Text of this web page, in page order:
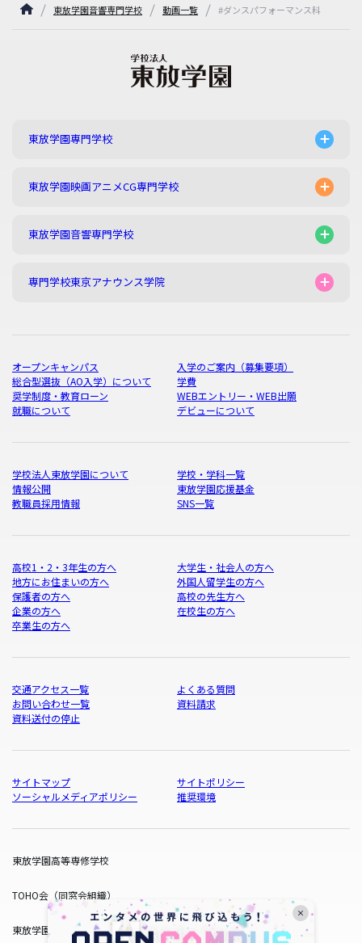
東放学園音響専門学校 動画一覧 #ダンスパフォーマンス科
東放学園専門学校
東放学園映画アニメCG専門学校
東放学園音響専門学校
専門学校東京アナウンス学院
オープンキャンパス
入学のご案内（募集要項）
総合型選抜（AO入学）について
学費
奨学制度・教育ローン
WEBエントリー・WEB出願
就職について
デビューについて
学校法人東放学園について
学校・学科一覧
情報公開
東放学園応援基金
教職員採用情報
SNS一覧
高校1・2・3年生の方へ
大学生・社会人の方へ
地方にお住まいの方へ
外国人留学生の方へ
保護者の方へ
高校の先生方へ
企業の方へ
在校生の方へ
卒業生の方へ
交通アクセス一覧
よくある質問
お問い合わせ一覧
資料請求
資料送付の停止
サイトマップ
サイトポリシー
ソーシャルメディアポリシー
推奨環境
東放学園高等専修学校
TOHO会（同窓会組織）
東放学園サービス